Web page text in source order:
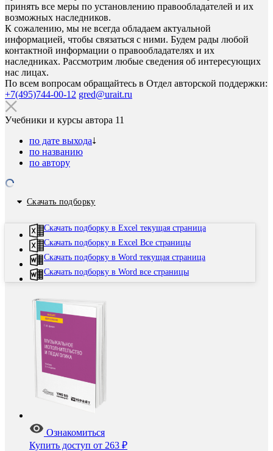
принять все меры по установлению правообладателей и их
возможных наследников.
К сожалению, мы не всегда обладаем актуальной
информацией, чтобы связаться с ними. Будем рады любой
контактной информации о правообладателях и их
наследниках. Рассмотрим любые сведения об интересующих
нас лицах.
По всем вопросам обращайтесь в Отдел авторской поддержки:
+7(495)744-00-12 gred@urait.ru
Учебники и курсы автора 11
по дате выхода
по названию
по автору
Скачать подборку
Скачать подборку в Excel текущая страница
Скачать подборку в Excel Все страницы
Скачать подборку в Word текущая страница
Скачать подборку в Word все страницы
Ознакомиться
Купить доступ от 263 ₽